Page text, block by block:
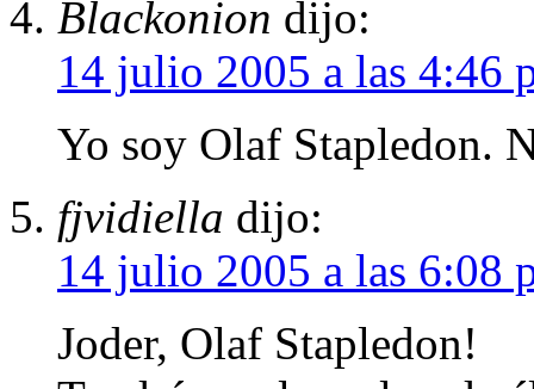
Blackonion dijo:
14 julio 2005 a las 4:46
Yo soy Olaf Stapledon.
fjvidiella dijo:
14 julio 2005 a las 6:08
Joder, Olaf Stapledon!